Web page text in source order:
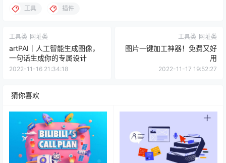
工具 插件
工具类 网址类
artPAI｜人工智能生成图像，
一句话生成你的专属设计
2022-11-16 21:34:18
工具类 网址类
图片一键加工神器！免费又好
用
2022-11-17 19:52:27
猜你喜欢